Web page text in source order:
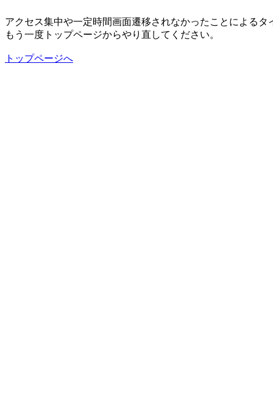
アクセス集中や一定時間画面遷移されなかったことによる
もう一度トップページからやり直してください。
トップページへ